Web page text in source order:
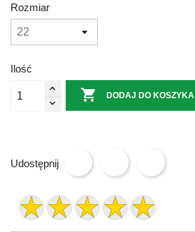
Rozmiar
Ilość
 DODAJ DO KOSZYKA
Udostępnij